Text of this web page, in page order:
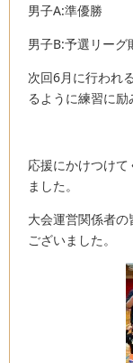
男子A:準優勝
男子B:予選リーグ
次回6月に行われ
るように練習に励
応援にかけつけ
ました。
大会運営関係者
ございました。